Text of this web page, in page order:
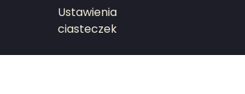
Ustawienia
ciasteczek